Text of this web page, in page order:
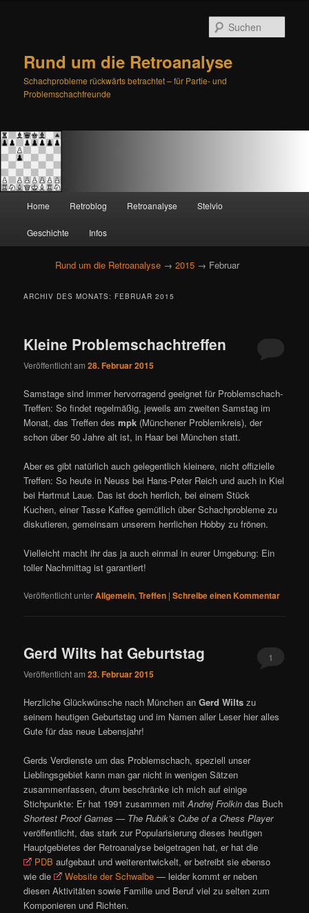
Rund um die Retroanalyse
Schachprobleme rückwärts betrachtet – für Partie- und
Problemschachfreunde
Zum
primären
Inhalt
springen
Zum
sekundären
Inhalt
springen
Home Retroblog Retroanalyse Stelvio
Geschichte Infos
Rund um die Retroanalyse → 2015 → Februar
ARCHIV DES MONATS: FEBRUAR 2015
Kleine Problemschachtreffen
Veröffentlicht am28. Februar 2015
Samstage sind immer hervorragend geeignet für Problemschach-
Treffen: So findet regelmäßig, jeweils am zweiten Samstag im
Monat, das Treffen desmpk (Münchener Problemkreis), der
schon über 50 Jahre alt ist, in Haar bei München statt.
Aber es gibt natürlich auch gelegentlich kleinere, nicht offizielle
Treffen: So heute in Neuss bei Hans-Peter Reich und auch in Kiel
bei Hartmut Laue. Das ist doch herrlich, bei einem Stück
Kuchen, einer Tasse Kaffee gemütlich über Schachprobleme zu
diskutieren, gemeinsam unserem herrlichen Hobby zu frönen.
Vielleicht macht ihr das ja auch einmal in eurer Umgebung: Ein
toller Nachmittag ist garantiert!
Veröffentlicht unterAllgemein,Treffen |Schreibe einen Kommentar
Gerd Wilts hat Geburtstag
Veröffentlicht am23. Februar 2015
1
Herzliche Glückwünsche nach München anGerd Wilts zu
seinem heutigen Geburtstag und im Namen aller Leser hier alles
Gute für das neue Lebensjahr!
Gerds Verdienste um das Problemschach, speziell unser
Lieblingsgebiet kann man gar nicht in wenigen Sätzen
zusammenfassen, drum beschränke ich mich auf einige
Stichpunkte: Er hat 1991 zusammen mitAndrej Frolkin das Buch
Shortest Proof Games — The Rubik’s Cube of a Chess Player
veröffentlicht, das stark zur Popularisierung dieses heutigen
Hauptgebietes der Retroanalyse beigetragen hat, er hat die
PDB aufgebaut und weiterentwickelt, er betreibt sie ebenso
wie die
Website der Schwalbe — leider kommt er neben
diesen Aktivitäten sowie Familie und Beruf viel zu selten zum
Komponieren und Richten.